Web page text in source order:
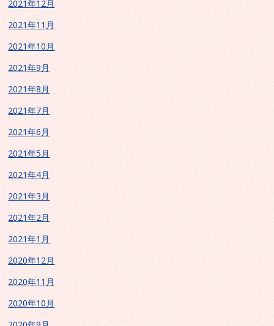
2021年12月
2021年11月
2021年10月
2021年9月
2021年8月
2021年7月
2021年6月
2021年5月
2021年4月
2021年3月
2021年2月
2021年1月
2020年12月
2020年11月
2020年10月